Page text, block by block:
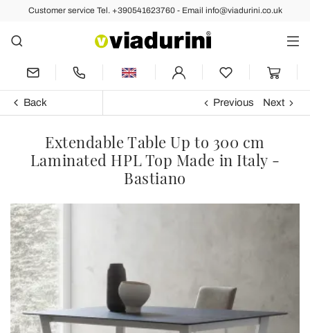
Customer service Tel. +390541623760 - Email info@viadurini.co.uk
Back Previous Next
Extendable Table Up to 300 cm
Laminated HPL Top Made in Italy -
Bastiano